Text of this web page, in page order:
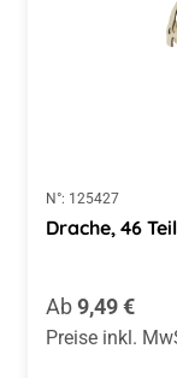
N°: 125427
Drache, 46
Regulärer
Ab9,49 €
Preise inkl.